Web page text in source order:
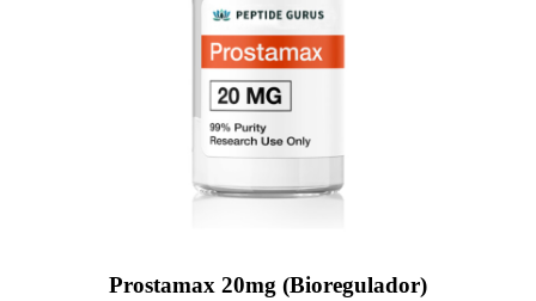
Prostamax 20mg (Bioregulador)